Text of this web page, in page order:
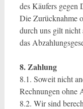
des Käufers gegen
Die Zurücknahme
durch uns gilt
das
8. Zahlung
8.1. Soweit nicht
Rechnungen ohne
8.2. Wir sind